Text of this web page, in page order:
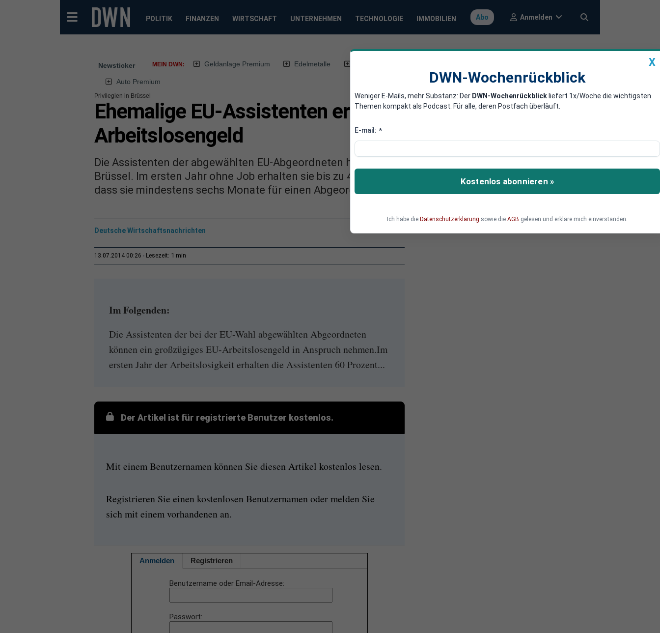
POLITIK FINANZEN WIRTSCHAFT UNTERNEHMEN TECHNOLOGIE IMMOBILIEN Abo Anmelden
Newsticker MEIN DWN: Geldanlage Premium Edelmetalle
Auto Premium
Privilegien in Brüssel
Ehemalige EU-Assistenten erhalten 4.600 Euro
Arbeitslosengeld
Die Assistenten der abgewählten EU-Abgeordneten haben Anspruch auf Arbeitslosengeld aus
Brüssel. Im ersten Jahr ohne Job erhalten sie bis zu 4.600 Euro pro Monat. Voraussetzung ist,
dass sie mindestens sechs Monate für einen Abgeordneten tätig waren.
Deutsche Wirtschaftsnachrichten
13.07.2014 00:26 Lesezeit: 1 min
Im Folgenden:
Die Assistenten der bei der EU-Wahl abgewählten Abgeordneten
können ein großzügiges EU-Arbeitslosengeld in Anspruch nehmen.Im
ersten Jahr der Arbeitslosigkeit erhalten die Assistenten 60 Prozent...
Der Artikel ist für registrierte Benutzer kostenlos.
Mit einem Benutzernamen können Sie diesen Artikel kostenlos lesen.
Registrieren Sie einen kostenlosen Benutzernamen oder melden Sie
sich mit einem vorhandenen an.
Anmelden Registrieren
Benutzername oder Email-Adresse
Passwort
X
DWN-Wochenrückblick
Weniger E-Mails, mehr Substanz: Der DWN-Wochenrückblick liefert 1x/Woche die wichtigsten
Themen kompakt als Podcast. Für alle, deren Postfach überläuft.
E-mail: *
Kostenlos abonnieren »
Ich habe die Datenschutzerklärung sowie die AGB gelesen und erkläre mich einverstanden.